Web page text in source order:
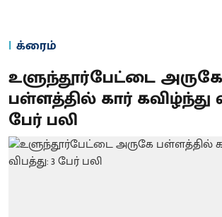
க்ரைம்
உளுந்தூர்பேட்டை அருகே
பள்ளத்தில் கார் கவிழ்ந்து
பேர் பலி